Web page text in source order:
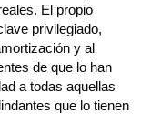
El propio
privilegiado,
y al
de que lo han
a todas aquellas
que lo tienen